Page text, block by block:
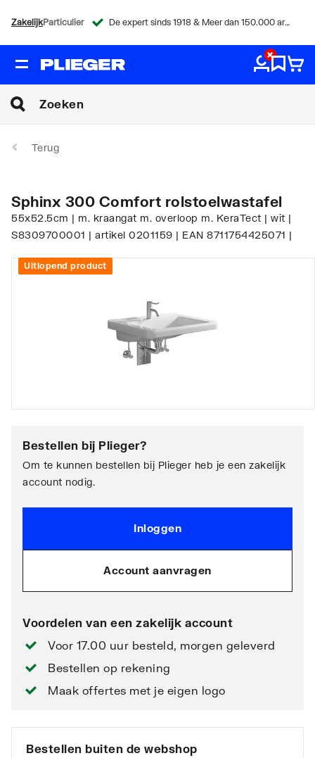
ZakelijkParticulier De expert sinds 1918 & Meer dan 150.000 artikelen
Terug
Sphinx 300 Comfort rolstoelwastafel
55x52.5cm | m. kraangat m. overloop m. KeraTect | wit |
S8309700001 | artikel 0201159 | EAN 8711754425071 |
Uitlopend product
Bestellen bij Plieger?
Om te kunnen bestellen bij Plieger heb je een zakelijk
account nodig.
Inloggen
Account aanvragen
Voordelen van een zakelijk account
Voor 17.00 uur besteld, morgen geleverd
Bestellen op rekening
Maak offertes met je eigen logo
Bestellen buiten de webshop